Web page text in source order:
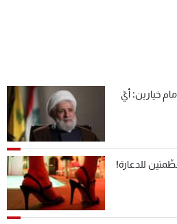
خيارين: أيّ
للدعارة!